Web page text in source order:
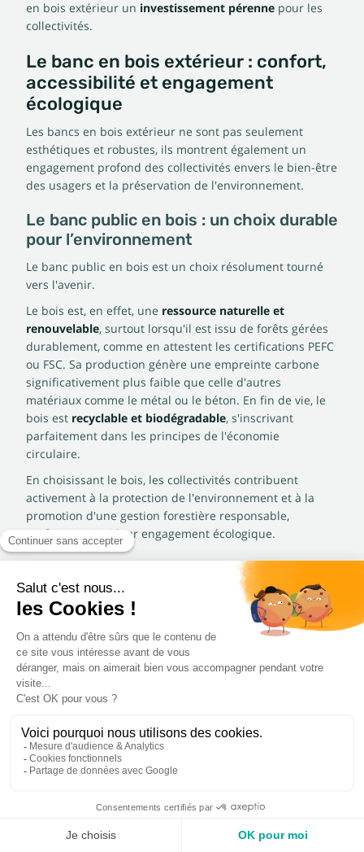
en bois extérieur un investissement pérenne pour les
collectivités.
Le banc en bois extérieur : confort,
accessibilité et engagement
écologique
Les bancs en bois extérieur ne sont pas seulement
esthétiques et robustes, ils montrent également un
engagement profond des collectivités envers le bien-être
des usagers et la préservation de l'environnement.
Le banc public en bois : un choix durable
pour l’environnement
Le banc public en bois est un choix résolument tourné
vers l'avenir.
Le bois est, en effet, une ressource naturelle et
renouvelable, surtout lorsqu'il est issu de forêts gérées
durablement, comme en attestent les certifications PEFC
ou FSC. Sa production génère une empreinte carbone
significativement plus faible que celle d'autres
matériaux comme le métal ou le béton. En fin de vie, le
bois est recyclable et biodégradable, s'inscrivant
parfaitement dans les principes de l'économie
circulaire.
En choisissant le bois, les collectivités contribuent
activement à la protection de l'environnement et à la
promotion d'une gestion forestière responsable,
renforçant ainsi leur engagement écologique.
Le confort et la convivialité du banc
urbain bois
Le banc urbain bois se distingue, au-delà de ses qualités
esthétiques et environnementales, par le confort d’assise
qu’il apporte aux usagers.
Contrairement aux matériaux qui peuvent devenir
brûlants en été ou glacials en hiver, le bois maintient
que soit la saison. Laflexibilité de conception
bois, permet de créer des bancs ergonomiques, adaptés
aux différentes morphologies et aux besoins spécifiques
accessibilité
. Les bancs en bois sont des points
interactions sociales et offrent des
lieux de repos